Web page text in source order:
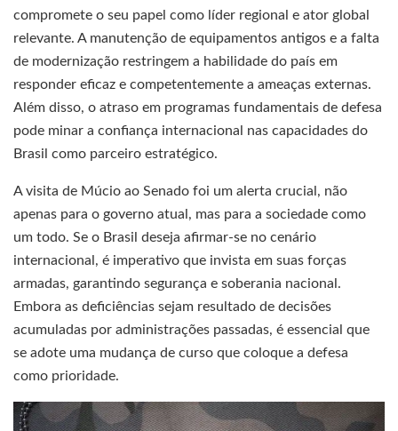
compromete o seu papel como líder regional e ator global
relevante. A manutenção de equipamentos antigos e a falta
de modernização restringem a habilidade do país em
responder eficaz e competentemente a ameaças externas.
Além disso, o atraso em programas fundamentais de defesa
pode minar a confiança internacional nas capacidades do
Brasil como parceiro estratégico.
A visita de Múcio ao Senado foi um alerta crucial, não
apenas para o governo atual, mas para a sociedade como
um todo. Se o Brasil deseja afirmar-se no cenário
internacional, é imperativo que invista em suas forças
armadas, garantindo segurança e soberania nacional.
Embora as deficiências sejam resultado de decisões
acumuladas por administrações passadas, é essencial que
se adote uma mudança de curso que coloque a defesa
como prioridade.